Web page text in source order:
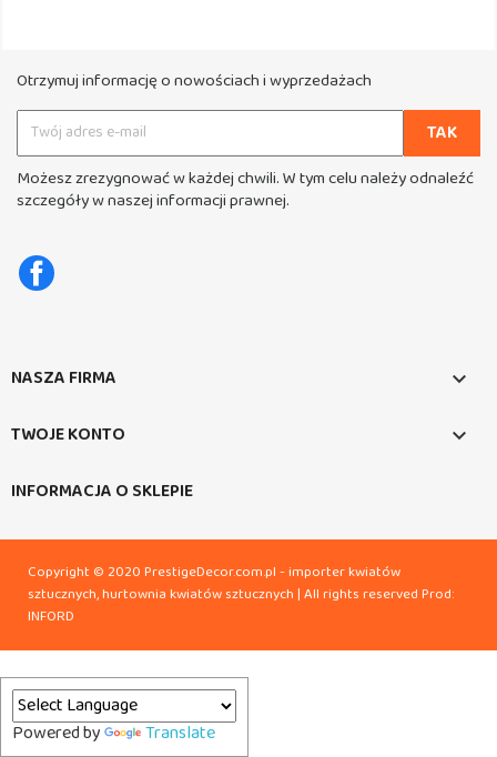
Otrzymuj informację o nowościach i wyprzedażach
Możesz zrezygnować w każdej chwili. W tym celu należy odnaleźć
szczegóły w naszej informacji prawnej.
NASZA FIRMA 
TWOJE KONTO 
INFORMACJA O SKLEPIE
Copyright © 2020 PrestigeDecor.com.pl - importer kwiatów
sztucznych, hurtownia kwiatów sztucznych | All rights reservedProd:
INFORD
Powered by Translate